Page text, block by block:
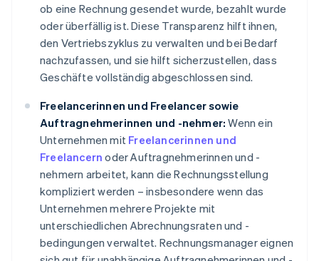
ob eine Rechnung gesendet wurde, bezahlt wurde
oder überfällig ist. Diese Transparenz hilft ihnen,
den Vertriebszyklus zu verwalten und bei Bedarf
nachzufassen, und sie hilft sicherzustellen, dass
Geschäfte vollständig abgeschlossen sind.
Freelancerinnen und Freelancer sowie
Auftragnehmerinnen und -nehmer: Wenn ein
Unternehmen mit Freelancerinnen und
Freelancern oder Auftragnehmerinnen und -
nehmern arbeitet, kann die Rechnungsstellung
kompliziert werden – insbesondere wenn das
Unternehmen mehrere Projekte mit
unterschiedlichen Abrechnungsraten und -
bedingungen verwaltet. Rechnungsmanager eignen